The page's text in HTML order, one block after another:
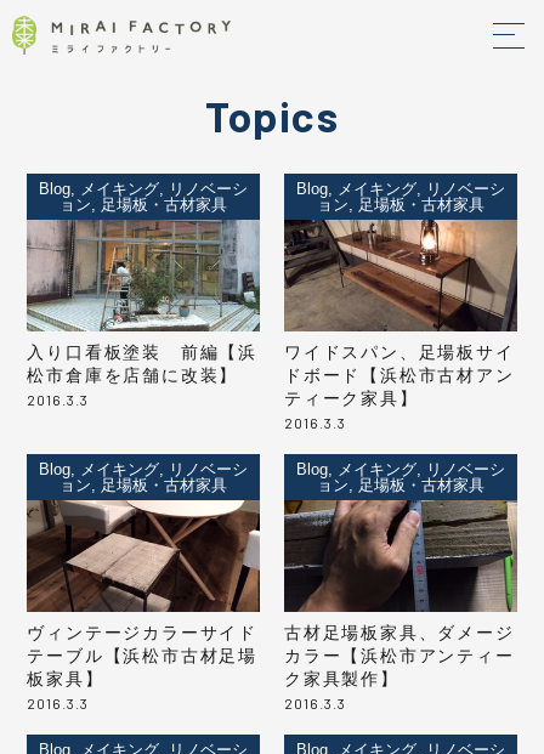
Topics
入り口看板塗装 前編【浜
松市倉庫を店舗に改装】
2016.3.3
Blog, メイキング, リノベーシ
ョン, 足場板・古材家具
ワイドスパン、足場板サイ
ドボード【浜松市古材アン
ティーク家具】
2016.3.3
Blog, メイキング, リノベーシ
ョン, 足場板・古材家具
ヴィンテージカラーサイド
テーブル【浜松市古材足場
板家具】
2016.3.3
Blog, メイキング, リノベーシ
ョン, 足場板・古材家具
古材足場板家具、ダメージ
カラー【浜松市アンティー
ク家具製作】
2016.3.3
Blog, メイキング, リノベーシ
ョン, 足場板・古材家具
Blog, メイキング, リノベーシ
Blog, メイキング, リノベーシ